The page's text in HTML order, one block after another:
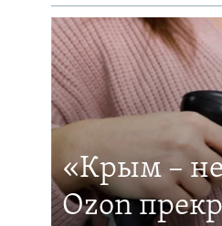
«Крым – не
Ozon